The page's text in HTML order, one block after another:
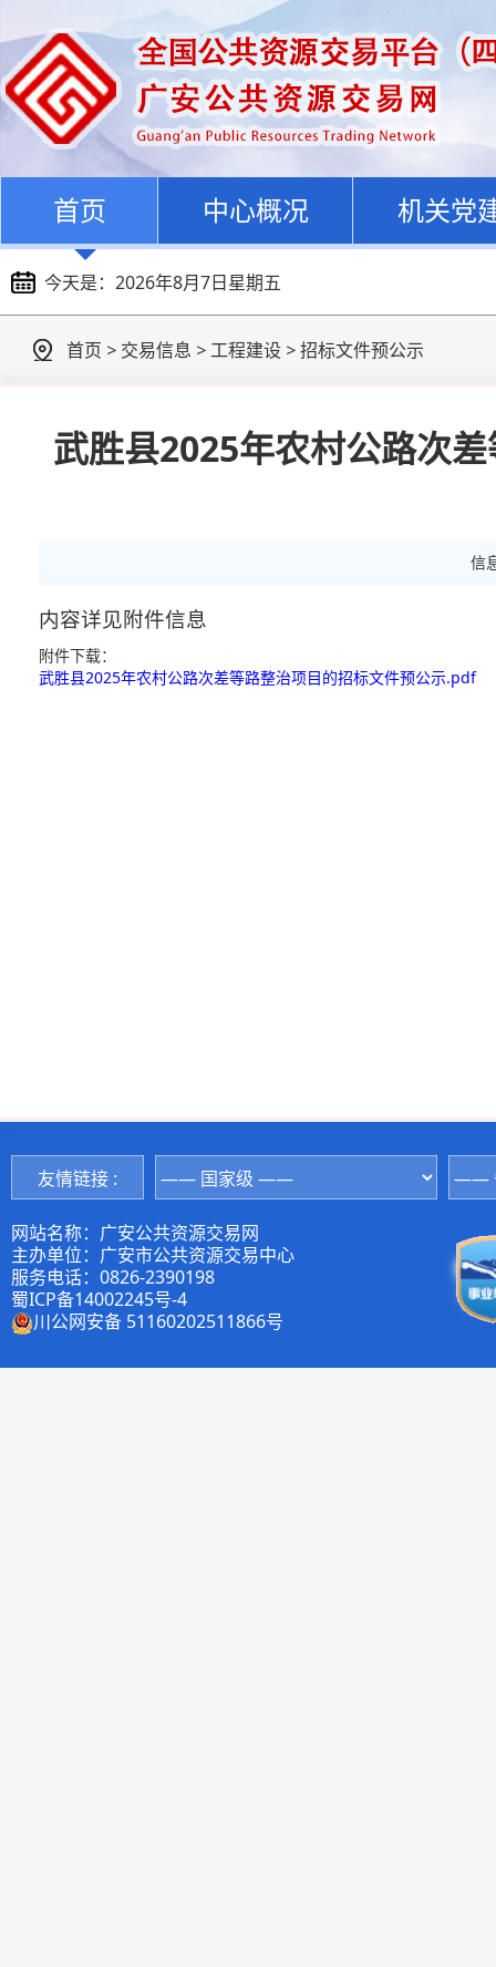
首页 中心概况 机关党
今天是： 2026年8月7日星期五
首页 > 交易信息 >工程建设 >招标文件预公示
武胜县2025年农村公路次
信
内容详见附件信息
附件下载：
武胜县2025年农村公路次差等路整治项目的招标文件预公示.pdf
友情链接 :
网站名称：广安公共资源交易网
主办单位：广安市公共资源交易中心
服务电话：0826-2390198
蜀ICP备14002245号-4
川公网安备 51160202511866号